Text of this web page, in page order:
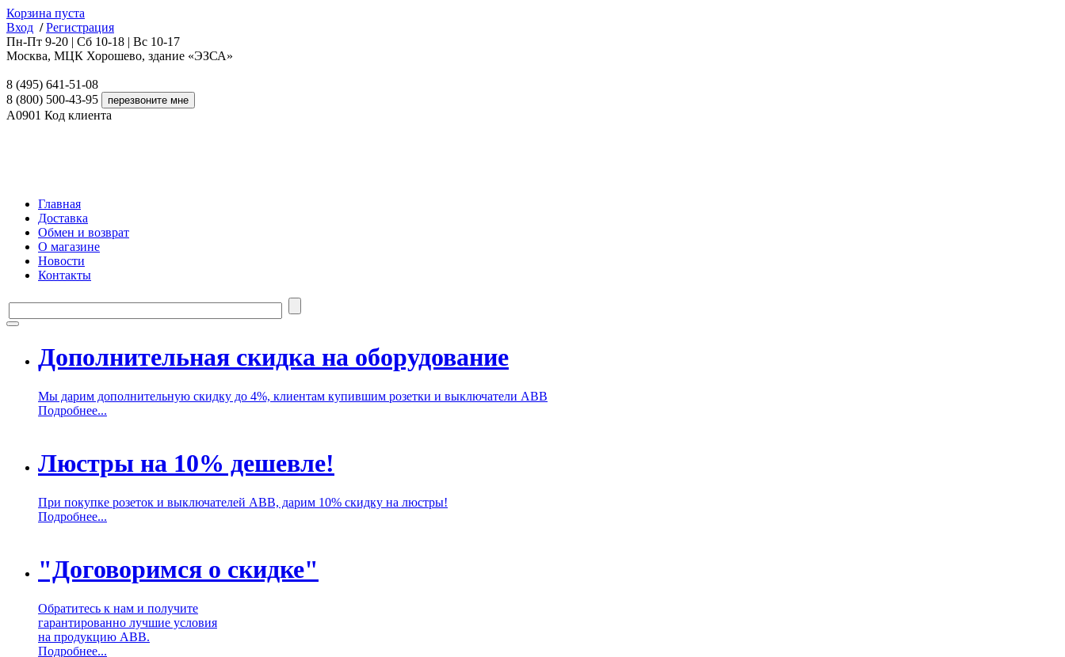
Корзина пуста
Вход / Регистрация
Пн-Пт 9-20 | Сб 10-18 | Вс 10-17
Москва, МЦК Хорошево, здание «ЭЗСА»
8 (495) 641-51-08
8 (800) 500-43-95
A0901 Код клиента
Главная
Доставка
Обмен и возврат
О магазине
Новости
Контакты
Дополнительная скидка на оборудование
Мы дарим дополнительную скидку до 4%, клиентам купившим розетки и выключатели ABB
Подробнее...
Люстры на 10% дешевле!
При покупке розеток и выключателей ABB, дарим 10% скидку на люстры!
Подробнее...
"Договоримся о скидке"
Обратитесь к нам и получите
гарантированно лучшие условия
на продукцию ABB.
Подробнее...